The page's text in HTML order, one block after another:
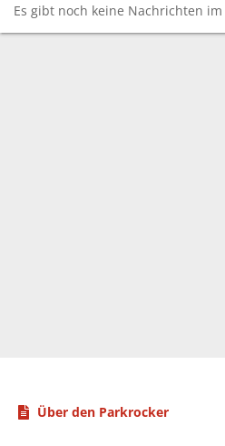
Es gibt noch keine Nachrichten
Über den Parkrocker